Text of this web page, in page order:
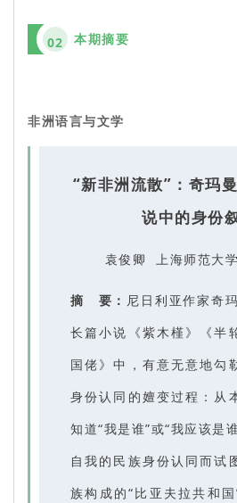
02 本期摘要
非洲语言与文学
“新非洲流散”：奇玛
说中的身份
袁俊卿 上海师范大
摘 要： 尼日利亚作家奇
长篇小说《紫木槿》《半
国佬》中，有意无意地勾
身份认同的嬗变过程：从
知道“我是谁”或“我应该是
自我的民族身份认同而试
族构成的“比亚夫拉共和